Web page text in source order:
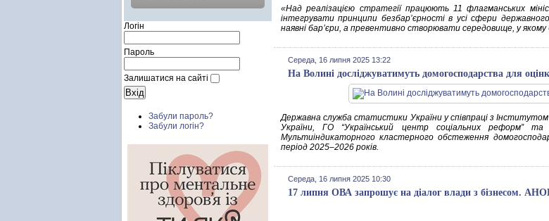
Логін
Пароль
Залишатися на сайті
Забули пароль?
Забули логін?
«Над реалізацією стратегії працюють 11 флагманських
інтегрувати принципи безбар’єрності в усі сфери
наявні барʼєри, а превентивно створювати середовище, у якому
Середа, 16 липня 2025 13:22
На Волині досліджуватимуть домогосподарства для
Державна служба статистики України у співпраці з
України, ГО “Український центр соціальних реформ”
Мультиіндикаторного кластерного обстеження
період 2025–2026 років.
Середа, 16 липня 2025 10:30
17 липня ОВА запрошує на діалог влади з бізнесом.